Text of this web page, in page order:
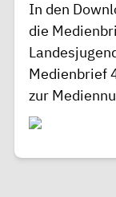
In den
die
Medienbrief
zur